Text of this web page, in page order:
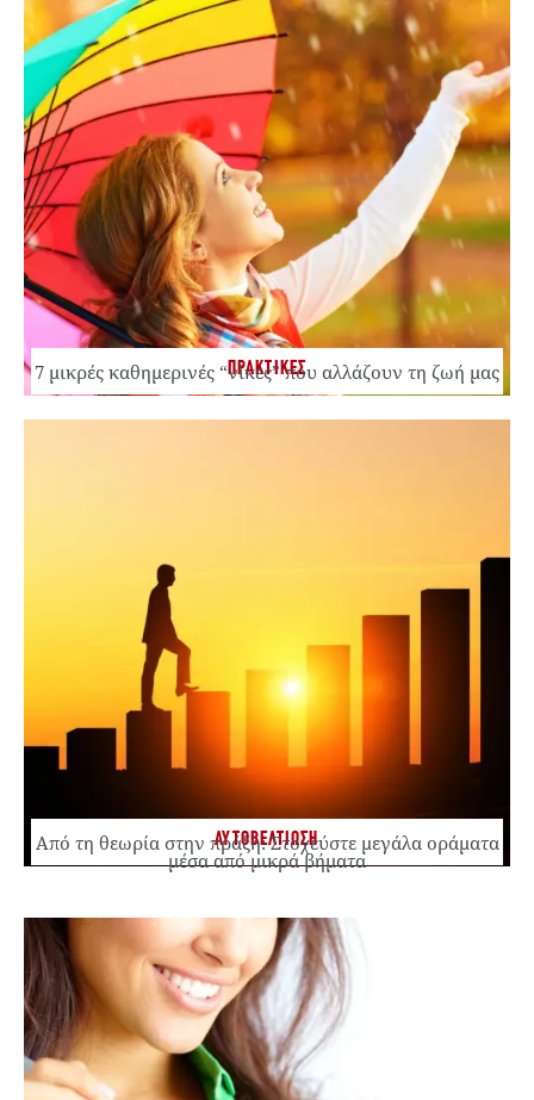
ΠΡΑΚΤΙΚΕΣ
7 μικρές καθημερινές “νίκες” που αλλάζουν τη ζωή μας
ΑΥΤΟΒΕΛΤΙΩΣΗ
Από τη θεωρία στην πράξη: Στοχεύστε μεγάλα οράματα
μέσα από μικρά βήματα